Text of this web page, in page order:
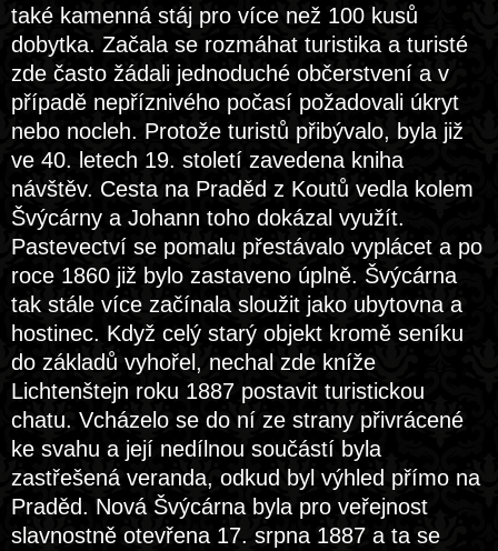
také kamenná stáj pro více než 100 kusů
dobytka. Začala se rozmáhat turistika a turisté
zde často žádali jednoduché občerstvení a v
případě nepříznivého počasí požadovali úkryt
nebo nocleh. Protože turistů přibývalo, byla již
ve 40. letech 19. století zavedena kniha
návštěv. Cesta na Praděd z Koutů vedla kolem
Švýcárny a Johann toho dokázal využít.
Pastevectví se pomalu přestávalo vyplácet a po
roce 1860 již bylo zastaveno úplně. Švýcárna
tak stále více začínala sloužit jako ubytovna a
hostinec. Když celý starý objekt kromě seníku
do základů vyhořel, nechal zde kníže
Lichtenštejn roku 1887 postavit turistickou
chatu. Vcházelo se do ní ze strany přivrácené
ke svahu a její nedílnou součástí byla
zastřešená veranda, odkud byl výhled přímo na
Praděd. Nová Švýcárna byla pro veřejnost
slavnostně otevřena 17. srpna 1887 a ta se